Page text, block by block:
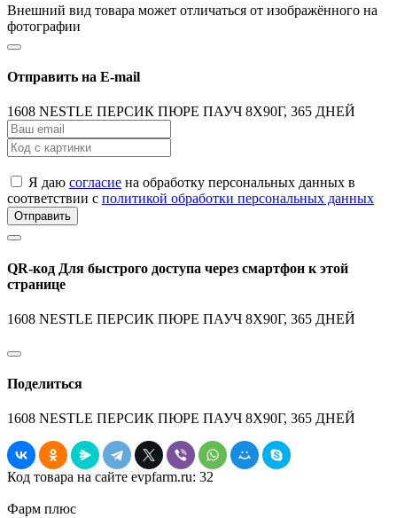
Внешний вид товара может отличаться от изображённого на
фотографии
Отправить на E-mail
1608 NESTLE ПЕРСИК ПЮРЕ ПАУЧ 8X90Г, 365 ДНЕЙ
Я даю согласие на обработку персональных данных в
соответствии с политикой обработки персональных данных
Отправить
QR-код Для быстрого доступа через смартфон к этой
странице
1608 NESTLE ПЕРСИК ПЮРЕ ПАУЧ 8X90Г, 365 ДНЕЙ
Поделиться
1608 NESTLE ПЕРСИК ПЮРЕ ПАУЧ 8X90Г, 365 ДНЕЙ
Код товара на сайте evpfarm.ru: 32
Фарм плюс